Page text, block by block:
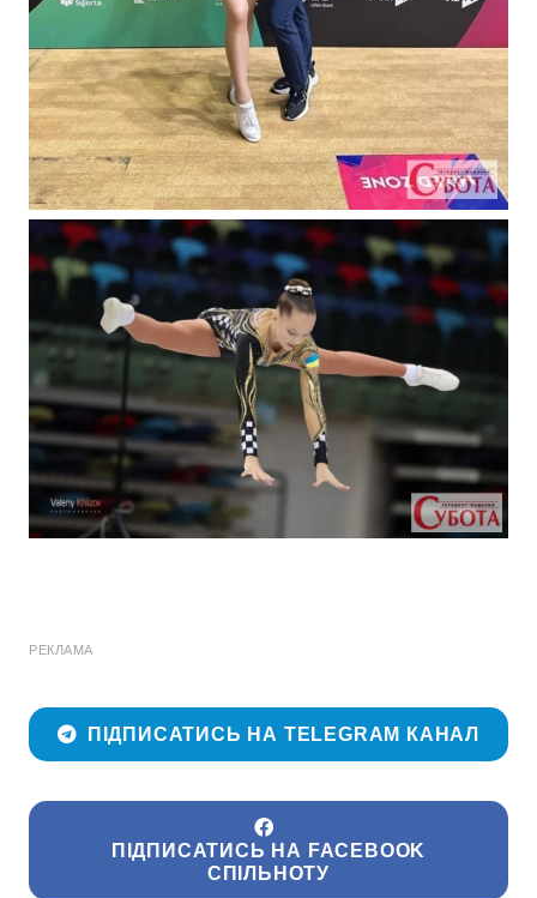
РЕКЛАМА
ПІДПИСАТИСЬ НА TELEGRAM КАНАЛ
ПІДПИСАТИСЬ НА FACEBOOK
СПІЛЬНОТУ